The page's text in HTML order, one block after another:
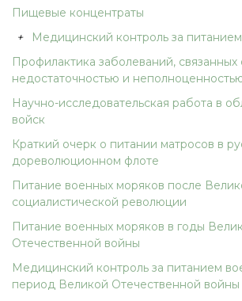
Пищевые концентраты
+
Медицинский контроль за
Профилактика заболеваний, связанных
недостаточностью и
Научно-исследовательская работа в
войск
Краткий очерк о питании матросов в
дореволюционном флоте
Питание военных моряков после
социалистической революции
Питание военных моряков в годы
Отечественной войны
Медицинский контроль за питанием
период Великой Отечественной войны